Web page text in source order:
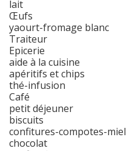
lait
Œufs
yaourt-fromage blanc
Traiteur
Epicerie
aide à la cuisine
apéritifs et chips
thé-infusion
Café
petit déjeuner
biscuits
confitures-compotes-miel
chocolat